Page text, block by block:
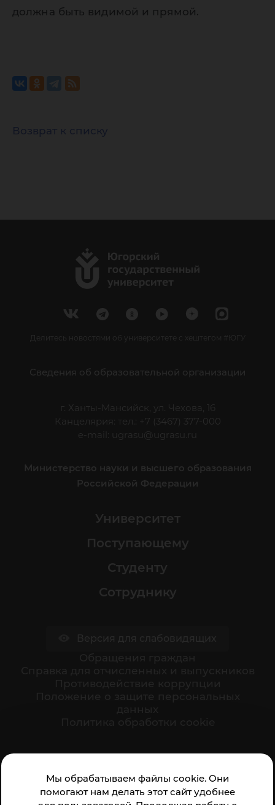
Мы обрабатываем файлы cookie. Они
помогают нам делать этот сайт удобнее
должна быть видимой и прямой.
Возврат к списку
Делитесь новостями об университете с хештегом #ЮГУ
Сведения об образовательной организации
г. Ханты-Мансийск, ул. Чехова, 16
Канцелярия: тел.: +7 (3467) 377-000
e-mail:
ugrasu@ugrasu.ru
Министерство науки и высшего образования
Российской Федерации
Университет
Поступающему
Студенту
Сотруднику
организации: